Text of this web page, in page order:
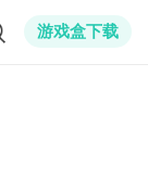
游戏盒下载